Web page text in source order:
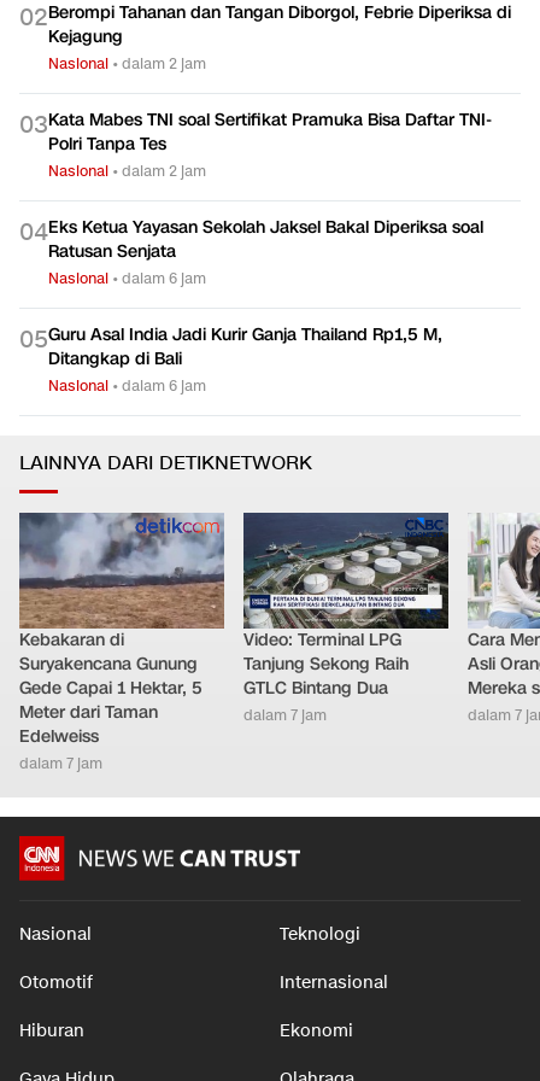
02Berompi Tahanan dan Tangan Diborgol, Febrie Diperiksa di
Kejagung
Nasional •dalam 2 jam
03Kata Mabes TNI soal Sertifikat Pramuka Bisa Daftar TNI-
Polri Tanpa Tes
Nasional •dalam 2 jam
04Eks Ketua Yayasan Sekolah Jaksel Bakal Diperiksa soal
Ratusan Senjata
Nasional •dalam 6 jam
05Guru Asal India Jadi Kurir Ganja Thailand Rp1,5 M,
Ditangkap di Bali
Nasional •dalam 6 jam
LAINNYA DARI DETIKNETWORK
Kebakaran di
Suryakencana Gunung
Gede Capai 1 Hektar, 5
Meter dari Taman
Edelweiss
dalam 7 jam
Video: Terminal LPG
Tanjung Sekong Raih
GTLC Bintang Dua
dalam 7 jam
Cara
Asli
Mereka
dalam 7
Nasional Teknologi
Otomotif Internasional
Hiburan Ekonomi